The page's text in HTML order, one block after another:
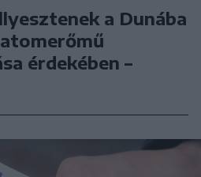
a Dunába
érdekében –